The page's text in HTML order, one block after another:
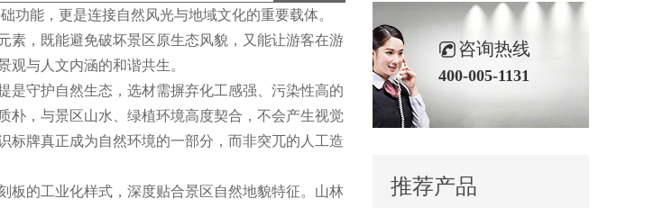
功能，更是连接自然风光与地域文化的重要载体。
素，既能避免破坏景区原生态风貌，又能让游客在游
与人文内涵的和谐共生。
是守护自然生态，选材需摒弃化工感强、污染性高的
朴，与景区山水、绿植环境高度契合，不会产生视觉
标牌真正成为自然环境的一部分，而非突兀的人工造
板的工业化样式，深度贴合景区自然地貌特征。山林
咨询热线
400-005-1131
推荐产品
医院室内标识吊牌